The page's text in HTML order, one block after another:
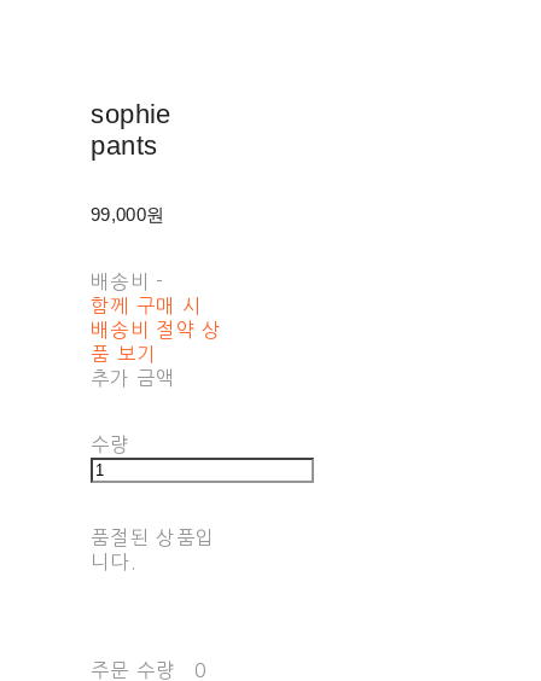
sophie
pants
99,000원
배송비 -
함께 구매 시
배송비 절약 상
품 보기
추가 금액
수량
품절된 상품입
니다.
주문 수량
0